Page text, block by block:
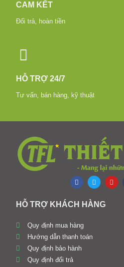
CAM KẾT
Đổi trả, hoàn tiền
HỖ TRỢ 24/7
Tư vấn, bán hàng, kỹ thuật
HỖ TRỢ KHÁCH HÀNG
Quy định mua hàng
Hướng dẫn thanh toán
Quy định bảo hành
Quy định đổi trả